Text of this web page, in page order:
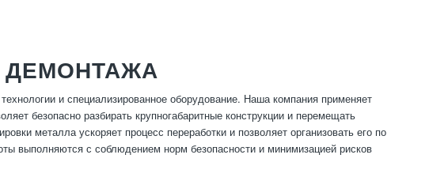
и специализированное оборудование. Наша компания применяет
безопасно разбирать крупногабаритные конструкции и перемещать
металла ускоряет процесс переработки и позволяет организовать его по
выполняются с соблюдением норм безопасности и минимизацией рисков